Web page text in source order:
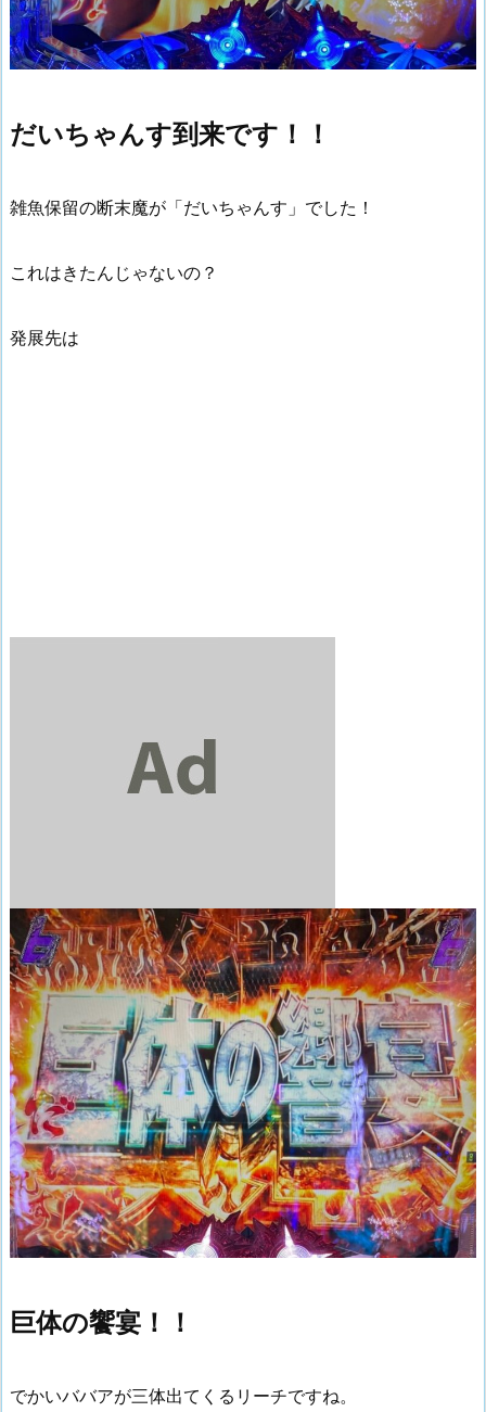
だいちゃんす到来です！！
雑魚保留の断末魔が「だいちゃんす」でした！
これはきたんじゃないの？
発展先は
巨体の饗宴！！
でかいババアが三体出てくるリーチですね。